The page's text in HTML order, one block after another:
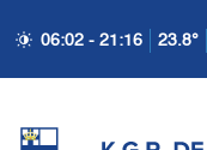
06:02 - 21:16 23.8°